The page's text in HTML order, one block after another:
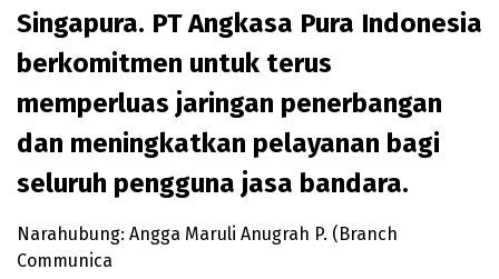
Singapura. PT Angkasa Pura Indonesia
berkomitmen untuk terus
memperluas jaringan penerbangan
dan meningkatkan pelayanan bagi
seluruh pengguna jasa bandara.
Narahubung: Angga Maruli Anugrah P. (Branch
Communica